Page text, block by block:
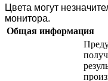
Цвета могут
монитора.
Общая информация